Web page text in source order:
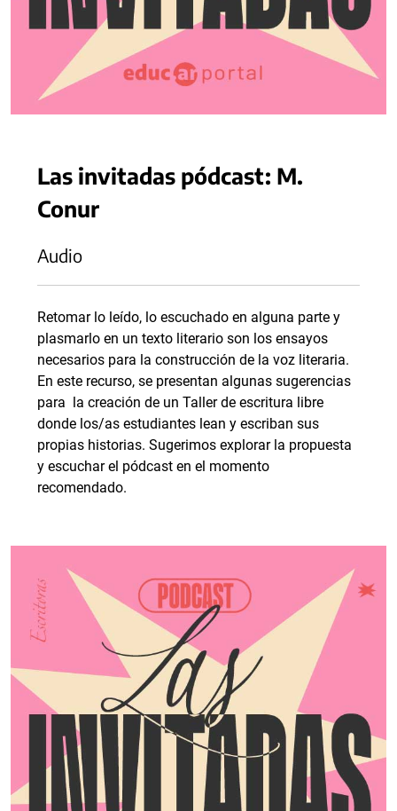
Las invitadas pódcast: M.
Conur
Audio
Retomar lo leído, lo escuchado en alguna parte y
plasmarlo en un texto literario son los ensayos
necesarios para la construcción de la voz literaria.
En este recurso, se presentan algunas sugerencias
para la creación de un Taller de escritura libre
donde los/as estudiantes lean y escriban sus
propias historias. Sugerimos explorar la propuesta
y escuchar el pódcast en el momento
recomendado.